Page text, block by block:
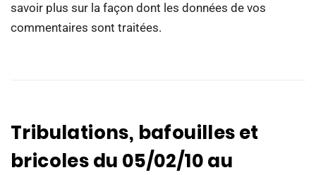
savoir plus sur la façon dont les données de vos
commentaires sont traitées.
Tribulations, bafouilles et
bricoles du 05/02/10 au